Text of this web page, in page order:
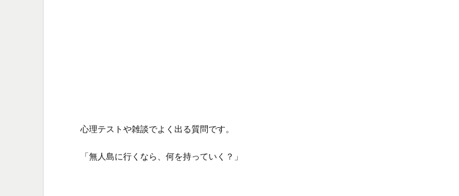
心理テストや雑談でよく出る質問です。
「無人島に行くなら、何を持っていく？」